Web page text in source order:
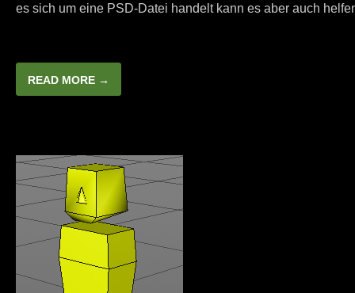
es sich um eine PSD-Datei handelt kann es aber auch
READ MORE →